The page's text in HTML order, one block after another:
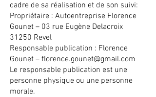
cadre de sa réalisation et de son suivi:
Propriétaire : Autoentreprise Florence
Gounet – 03 rue Eugène Delacroix
31250 Revel
Responsable publication : Florence
Gounet – florence.gounet@gmail.com
Le responsable publication est une
personne physique ou une personne
morale.